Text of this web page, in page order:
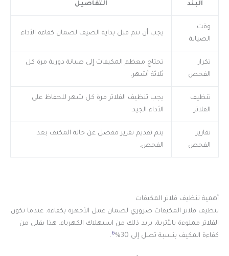
البند التفاصيل
وقت
الصيانة
يجب أن تتم قبل بداية الصيف لضمان كفاءة الأداء.
تكرار
الفحص
تحتاج معظم المكيفات إلى صيانة دورية مرة كل
ثلاثة أشهر.
تنظيف
الفلاتر
يجب تنظيف الفلاتر مرة كل شهر للحفاظ على
الأداء الجيد.
تقارير
الفحص
يتم تقديم تقرير مفصل عن حالة المكيف بعد
الفحص.
أهمية تنظيف فلاتر المكيفات
تنظيف فلاتر المكيفات ضروري لضمان عمل الأجهزة بكفاءة. عندما تكون
الفلاتر مملوءة بالأتربة، يزيد ذلك من استهلاك الكهرباء. هذا يقلل من
كفاءة المكيف بنسبة تصل إلى 30%
6
.